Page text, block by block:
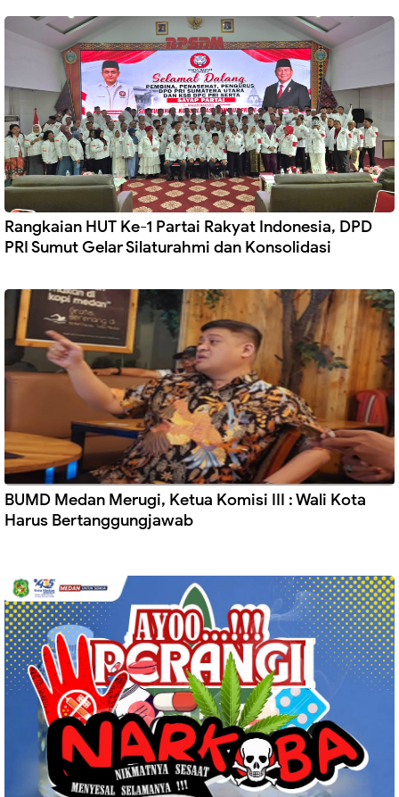
Rangkaian HUT Ke-1 Partai Rakyat Indonesia, DPD
PRI Sumut Gelar Silaturahmi dan Konsolidasi
BUMD Medan Merugi, Ketua Komisi III : Wali Kota
Harus Bertanggungjawab